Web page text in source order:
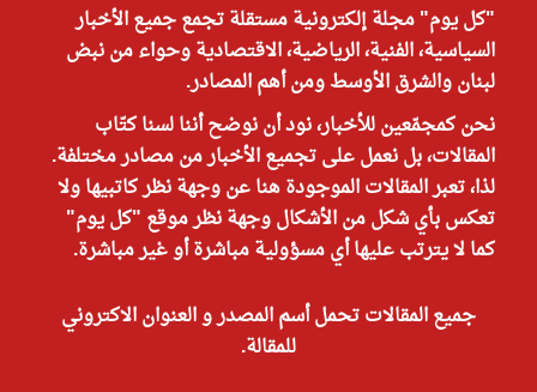
"كل يوم" مجلة إلكترونية مستقلة تجمع جميع الأخبار
السياسية، الفنية، الرياضية، الاقتصادية وحواء من نبض
لبنان والشرق الأوسط ومن أهم المصادر.
نحن كمجمّعين للأخبار، نود أن نوضح أننا لسنا كتّاب
المقالات، بل نعمل على تجميع الأخبار من مصادر مختلفة.
لذا، تعبر المقالات الموجودة هنا عن وجهة نظر كاتبيها ولا
تعكس بأي شكل من الأشكال وجهة نظر موقع "كل يوم"
كما لا يترتب عليها أي مسؤولية مباشرة أو غير مباشرة.
جميع المقالات تحمل أسم المصدر و العنوان الاكتروني
للمقالة.